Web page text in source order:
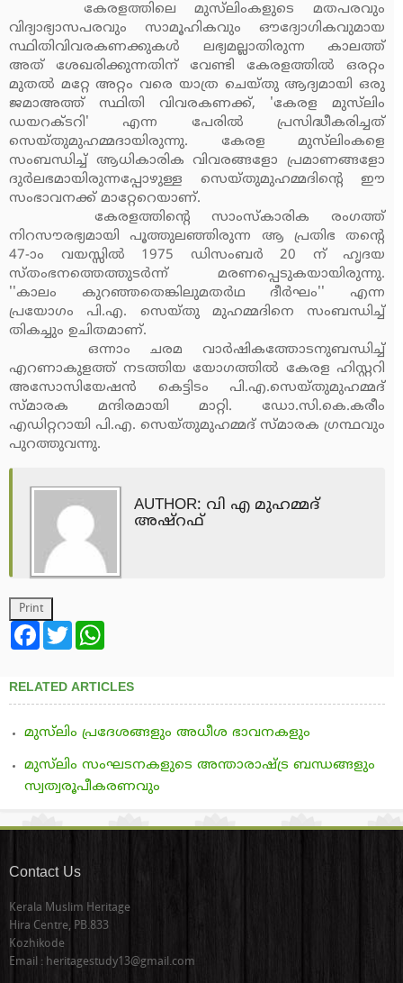
കേരളത്തിലെ മുസ്‌ലിംകളുടെ മതപരവും
വിദ്യാഭ്യാസപരവും സാമൂഹികവും ഔദ്യോഗികവുമായ
സ്ഥിതിവിവരകണക്കുകള്‍ ലഭ്യമല്ലാതിരുന്ന കാലത്ത്
അത് ശേഖരിക്കുന്നതിന് വേണ്ടി കേരളത്തില്‍ ഒരറ്റം
മുതല്‍ മറ്റേ അറ്റം വരെ യാത്ര ചെയ്തു ആദ്യമായി ഒരു
ജമാഅത്ത് സ്ഥിതി വിവരകണക്ക്, 'കേരള മുസ്‌ലിം
ഡയറക്ടറി' എന്ന പേരില്‍ പ്രസിദ്ധീകരിച്ചത്
സെയ്തുമുഹമ്മദായിരുന്നു. കേരള മുസ്‌ലിംകളെ
സംബന്ധിച്ച് ആധികാരിക വിവരങ്ങളോ പ്രമാണങ്ങളോ
ദുര്‍ലഭമായിരുന്നപ്പോഴുള്ള സെയ്തുമുഹമ്മദിന്റെ ഈ
സംഭാവനക്ക് മാറ്റേറെയാണ്.
കേരളത്തിന്റെ സാംസ്‌കാരിക രംഗത്ത്
നിറസൗരഭ്യമായി പൂത്തുലഞ്ഞിരുന്ന ആ പ്രതിഭ തന്റെ
47-ാം വയസ്സില്‍ 1975 ഡിസംബര്‍ 20 ന് ഹൃദയ
സ്തംഭനത്തെത്തുടര്‍ന്ന് മരണപ്പെടുകയായിരുന്നു.
''കാലം കുറഞ്ഞതെങ്കിലുമതര്‍ഥ ദീര്‍ഘം'' എന്ന
പ്രയോഗം പി.എ. സെയ്തു മുഹമ്മദിനെ സംബന്ധിച്ച്
തികച്ചും ഉചിതമാണ്.
ഒന്നാം ചരമ വാര്‍ഷികത്തോടനുബന്ധിച്ച്
എറണാകുളത്ത് നടത്തിയ യോഗത്തില്‍ കേരള ഹിസ്റ്ററി
അസോസിയേഷന്‍ കെട്ടിടം പി.എ.സെയ്തുമുഹമ്മദ്
സ്മാരക മന്ദിരമായി മാറ്റി. ഡോ.സി.കെ.കരീം
എഡിറ്ററായി പി.എ. സെയ്തുമുഹമ്മദ് സ്മാരക ഗ്രന്ഥവും
പുറത്തുവന്നു.
AUTHOR: വി എ മുഹമ്മദ്
അഷ്‌റഫ്‌
FacebookTwitter
RELATED ARTICLES
മുസ്‌ലിം പ്രദേശങ്ങളും അധീശ ഭാവനകളും
മുസ്‌ലിം സംഘടനകളുടെ അന്താരാഷ്ട്ര ബന്ധങ്ങളും
സ്വത്വരൂപീകരണവും
Contact Us
Kerala Muslim Heritage
Hira Centre, PB.833
Kozhikode
Email : heritagestudy13@gmail.com